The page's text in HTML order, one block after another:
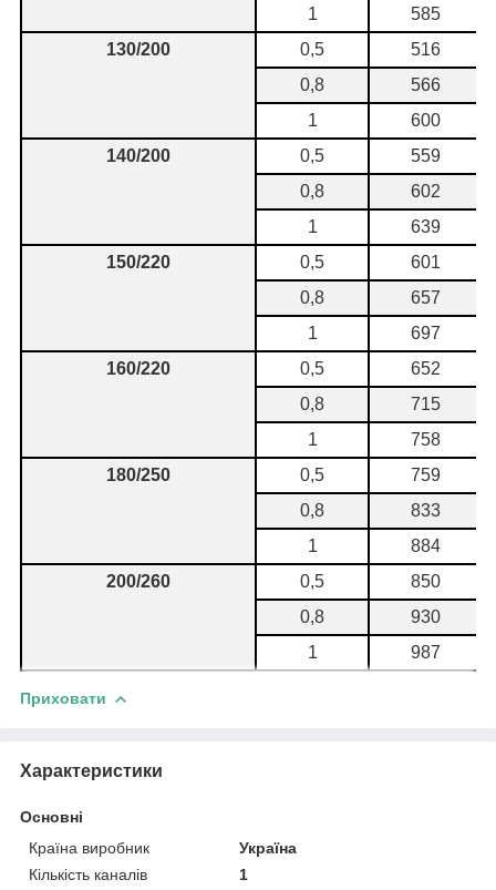
1
585
130/200
0,5
516
0,8
566
1
600
140/200
0,5
559
0,8
602
1
639
150/220
0,5
601
0,8
657
1
697
160/220
0,5
652
0,8
715
1
758
180/250
0,5
759
0,8
833
1
884
200/260
0,5
850
0,8
930
1
987
Приховати
Характеристики
Основні
Країна виробник
Україна
Кількість каналів
1